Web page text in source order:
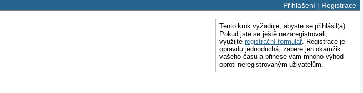
Přihlášení| Registrace
Tento krok vyžaduje, abyste se přihlásil(a).
Pokud jste se ještě nezaregistrovali,
využijte registrační formulář. Registrace je
opravdu jednoduchá, zabere jen okamžik
vašeho času a přinese vám mnoho výhod
oproti neregistrovaným uživatelům.